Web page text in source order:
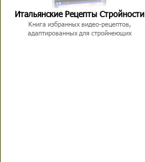
Итальянские Рецепты Стройности
Книга избранных видео-рецептов,
адаптированных для стройнеющих